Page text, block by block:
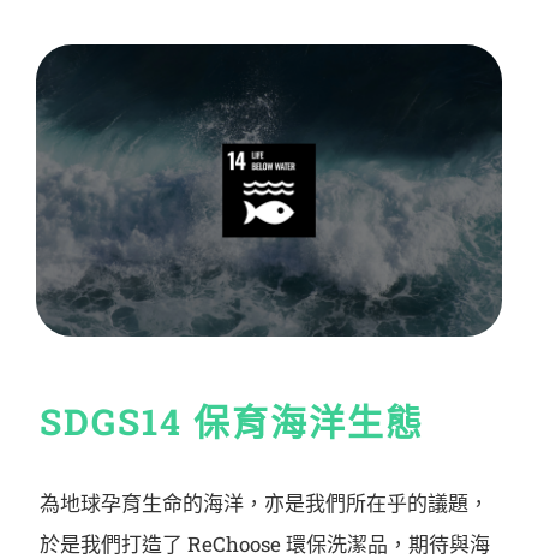
SDGS14 保育海洋生態
為地球孕育生命的海洋，亦是我們所在乎的議題，
於是我們打造了 ReChoose 環保洗潔品，期待與海